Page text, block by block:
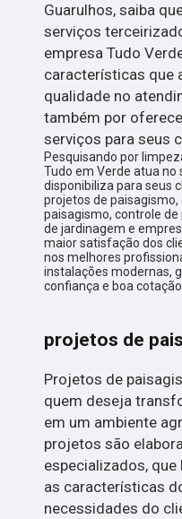
Guarulhos, saiba
serviços
empresa Tudo
características que
qualidade no
também por
serviços para seus
Pesquisando por
Tudo em Verde atua no
disponibiliza para seus
projetos de
paisagismo, controle
de jardinagem e
maior satisfação dos
nos melhores
instalações modernas,
confiança e boa
projetos de
Projetos de
quem deseja
em um ambiente
projetos são
especializados,
as características
necessidades do